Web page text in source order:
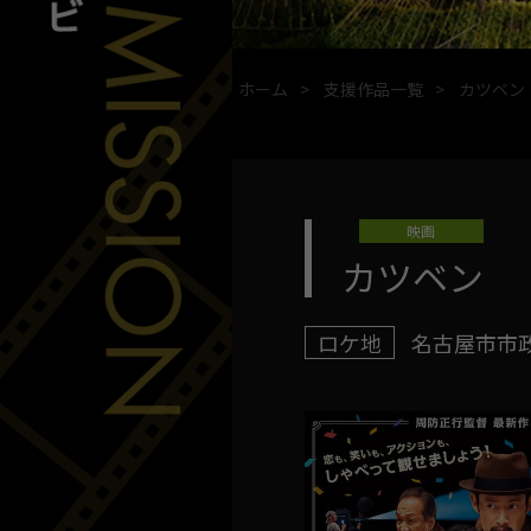
ホーム 支援作品一覧 カツベン
映画
カツベン
ロケ地 名古屋市市